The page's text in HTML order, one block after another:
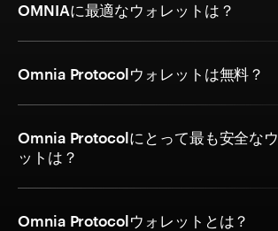
OMNIAに最適なウォレットは？
Omnia Protocolウォレットは無料？
Omnia Protocolにとって最も安全な
ットは？
Omnia Protocolウォレットとは？